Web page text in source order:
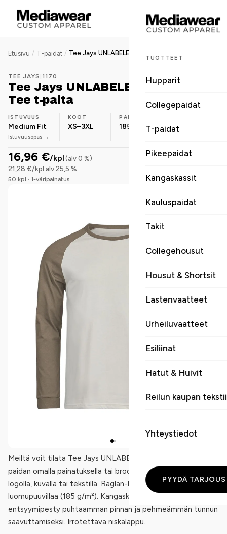
TUOTTEET
Hupparit
Collegepaidat
T-paidat
Pikeepaidat
Kangaskassit
Kauluspaidat
Takit
Collegehousut
Housut & Shortsit
Lastenvaatteet
Urheiluvaatteet
Esiliinat
Hatut & Huivit
Reilun kaupan
Yhteystiedot
PYYDÄ TARJOUS
Etusivu / T-paidat / Tee Jays UNLABELED Baseball Tee t-paita
TEE JAYS 1170
Tee Jays UNLABELED Baseball
Tee t-paita
ISTUVUUS
Medium Fit
Istuvuusopas →
KOOT
XS–3XL
PAINO
185 g/m² Luomupuuvilla
16,96 €/kpl (alv 0 %)
21,28 €/kpl alv 25,5 %
50 kpl · 1-väripainatus
Meiltä voit tilata Tee Jays UNLABELED Baseball Tee -t-
paidan omalla painatuksella tai brodeerauksella, esimerkiksi
logolla, kuvalla tai tekstillä. Raglan-hihainen baseball-paita
luomupuuvillaa (185 g/m²). Kangaskaulus, esikutistettu ja
entsyymipesty puhtaamman pinnan ja pehmeämmän tunnun
saavuttamiseksi. Irrotettava niskalappu.